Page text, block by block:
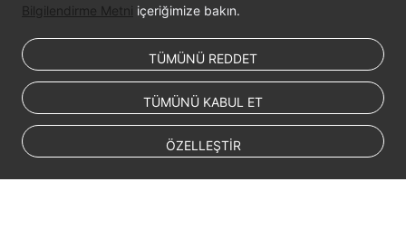
Endpoints
Bilgilendirme Metni içeriğimize bakın.
TÜMÜNÜ REDDET
TÜMÜNÜ KABUL ET
ÖZELLEŞTİR